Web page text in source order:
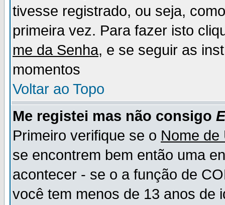
tivesse registrado, ou seja,
primeira vez. Para fazer isto
me da Senha, e se seguir as
momentos
Voltar ao Topo
Me registei mas não consigo
Primeiro verifique se o Nome de
se encontrem bem então uma
acontecer - se o a função de
você tem menos de 13 anos de